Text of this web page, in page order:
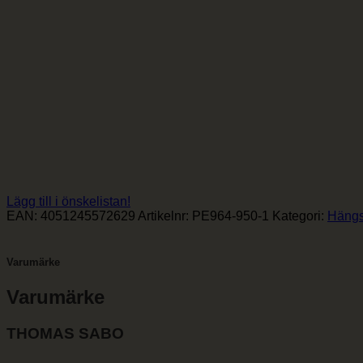
Lägg till i önskelistan!
EAN: 4051245572629 Artikelnr: PE964-950-1 Kategori:
Varumärke
Varumärke
THOMAS SABO